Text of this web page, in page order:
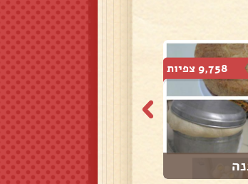
9,758 צפיות